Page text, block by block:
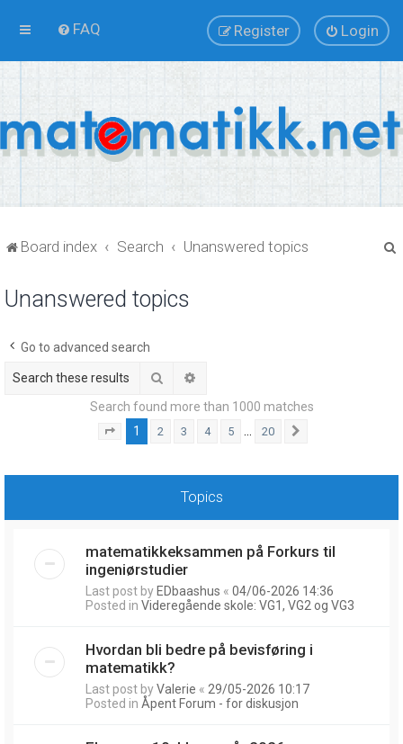
FAQ Login
Register
Board index Search Unanswered topics
Unanswered topics
Go to advanced search
Search
Search found more than 1000 matches
Page of 20
1 2 3 4 5 20
Topics
matematikkeksammen på Forkurs til
ingeniørstudier
Last post by EDbaashus « 04/06-2026 14:36
Posted in Videregående skole: VG1, VG2 og VG3
Hvordan bli bedre på bevisføring i
matematikk?
Last post byValerie « 29/05-2026 10:17
Posted in Åpent Forum - for diskusjon